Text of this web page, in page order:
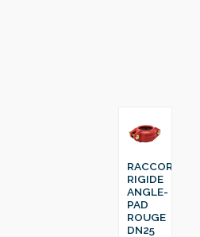
RACCORD
RIGIDE
ANGLE-
PAD
ROUGE
DN25